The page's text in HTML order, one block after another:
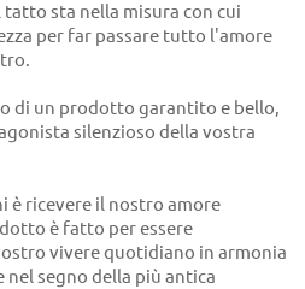
sta nella misura con cui
per far passare tutto l'amore
di un prodotto garantito e bello,
silenzioso della vostra
è ricevere il nostro amore
è fatto per essere
vivere quotidiano in armonia
segno della più antica